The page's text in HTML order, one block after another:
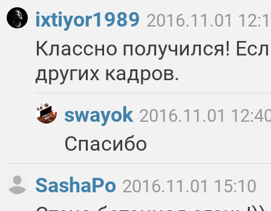
ixtiyor1989 2016.11.01
Классно получился!
других кадров.
swayok 2016.11.01
Спасибо
SashaPo 2016.11.01 15:10